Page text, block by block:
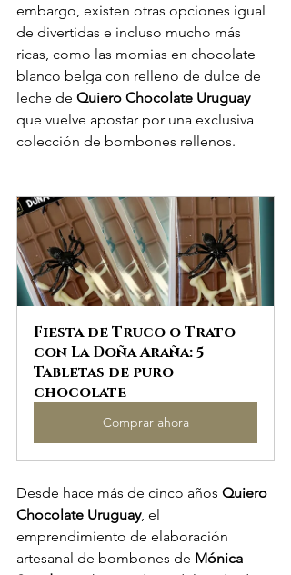
embargo, existen otras opciones igual
de divertidas e incluso mucho más
ricas, como las momias en chocolate
blanco belga con relleno de dulce de
leche de Quiero Chocolate Uruguay
que vuelve apostar por una exclusiva
colección de bombones rellenos.
Fiesta de Truco o Trato
con La Doña Araña: 5
Tabletas de puro
chocolate
Comprar ahora
Desde hace más de cinco años Quiero
Chocolate Uruguay, el
emprendimiento de elaboración
artesanal de bombones de Mónica